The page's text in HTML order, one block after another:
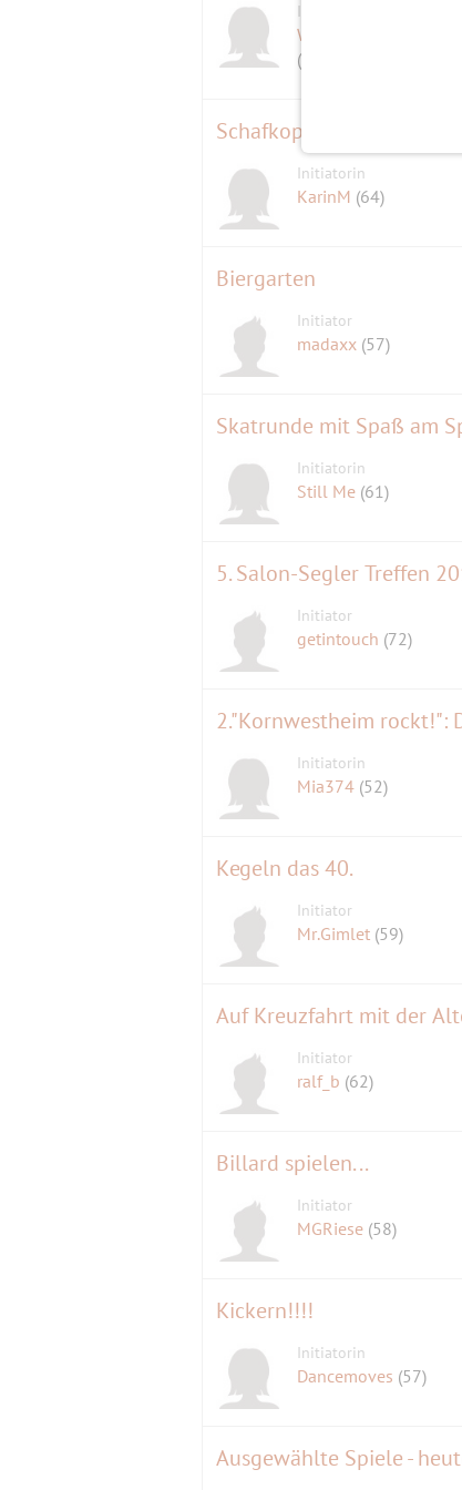
Initiatorin
Weltenbummlerin66
(60)
Schafkopfen im Oberland
Initiatorin
KarinM (64)
Biergarten
Initiator
madaxx (57)
Skatrunde mit Spaß am
Initiatorin
Still Me (61)
5. Salon-Segler Treffen
Initiator
getintouch (72)
2."Kornwestheim rockt!":
Initiatorin
Mia374 (52)
Kegeln das 40.
Initiator
Mr.Gimlet (59)
Auf Kreuzfahrt mit der
Initiator
ralf_b (62)
Billard spielen...
Initiator
MGRiese (58)
Kickern!!!!
Initiatorin
Dancemoves (57)
Ausgewählte Spiele -